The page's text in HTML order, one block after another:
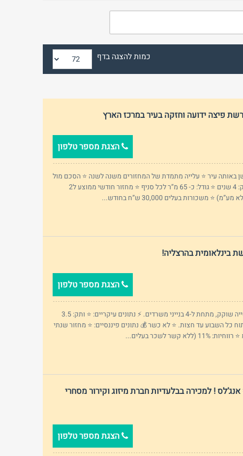
שכחת
סיסמה?
זכור אותיכמות להצגה בדף
הצגת מספר טלפון
באותה עיר ⭐ עלייה מתמדת של המחזורים משנה לשנה ⭐ הסכם מול
הרשת לבלעדיות בעיר ⭐ ותק: 4 שנים ⭐ גודל: כ- 65 מ”ר לכל סניף ⭐ מחזור חודשי ממוצע ל2
בינלאומית בהרצליה!
הצגת מספר טלפון
📍 מיקום מנצח באזור תעשייה שוקק, מתחת ל-4 בנייני משרדים. ⚡ נתונים עיקריים: ⭐ ותק: 3.5
130 מ”ר ⭐ פתוח כל השבוע עד חצות. ⭐ לא כשר 💰 נתונים פיננסיים: ⭐ מחזור שנתי
! למכירה בבלעדיות חברת מיזוג וקירור מסחרי
הצגת מספר טלפון